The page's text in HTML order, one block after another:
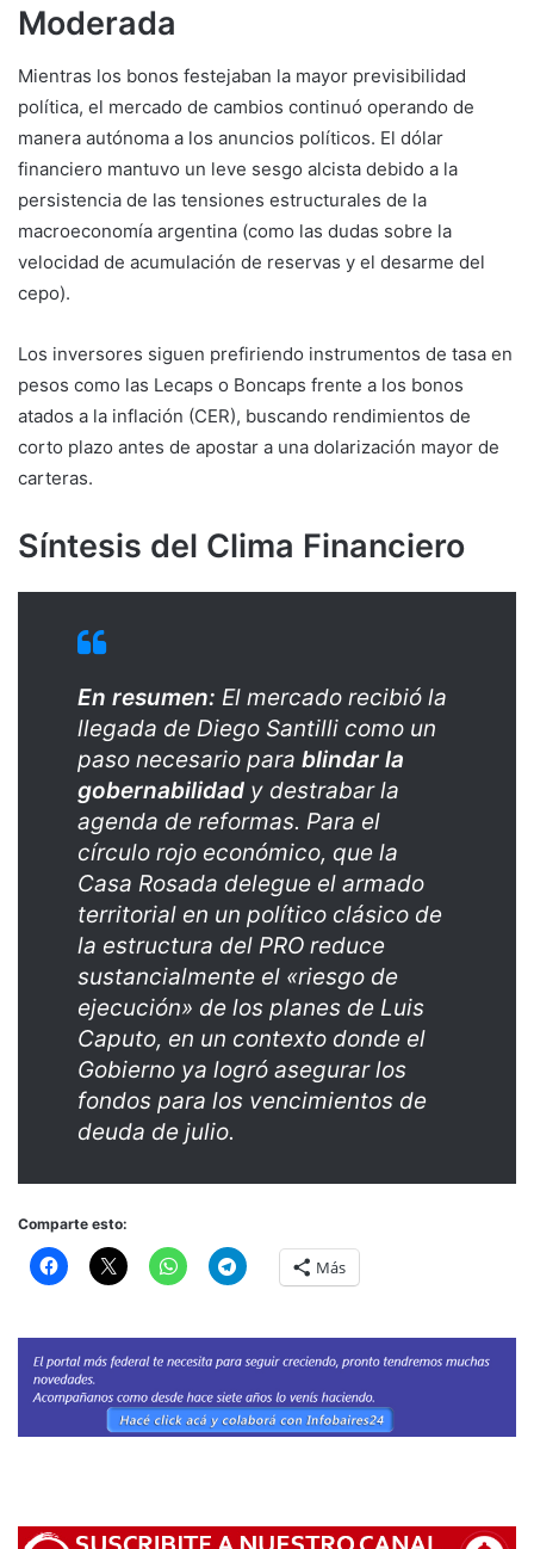
Moderada
Mientras los bonos festejaban la mayor previsibilidad
política, el mercado de cambios continuó operando de
manera autónoma a los anuncios políticos. El dólar
financiero mantuvo un leve sesgo alcista debido a la
persistencia de las tensiones estructurales de la
macroeconomía argentina (como las dudas sobre la
velocidad de acumulación de reservas y el desarme del
cepo).
Los inversores siguen prefiriendo instrumentos de tasa en
pesos como las Lecaps o Boncaps frente a los bonos
atados a la inflación (CER), buscando rendimientos de
corto plazo antes de apostar a una dolarización mayor de
carteras.
Síntesis del Clima Financiero
En resumen: El mercado recibió la
llegada de Diego Santilli como un
paso necesario para blindar la
gobernabilidad y destrabar la
agenda de reformas. Para el
círculo rojo económico, que la
Casa Rosada delegue el armado
territorial en un político clásico de
la estructura del PRO reduce
sustancialmente el «riesgo de
ejecución» de los planes de Luis
Caputo, en un contexto donde el
Gobierno ya logró asegurar los
fondos para los vencimientos de
deuda de julio.
Comparte esto:
Más